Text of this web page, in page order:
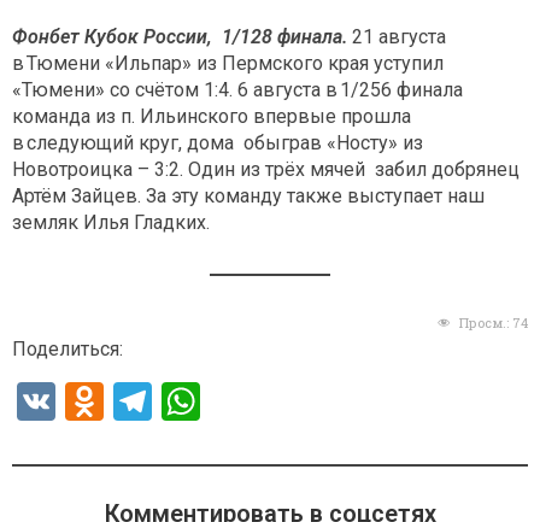
Фонбет Кубок России, 1/128 финала. 21 августа
в Тюмени «Ильпар» из Пермского края уступил
«Тюмени» со счётом 1:4. 6 августа в 1/256 финала
команда из п. Ильинского впервые прошла
в следующий круг, дома обыграв «Носту» из
Новотроицка – 3:2. Один из трёх мячей забил добрянец
Артём Зайцев. За эту команду также выступает наш
земляк Илья Гладких.
Просм.: 74
Поделиться:
V
O
n
T
e
at
Комментировать в соцсетях